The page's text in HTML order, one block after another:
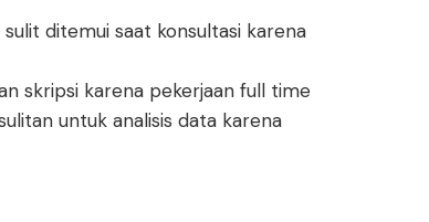
ditemui saat konsultasi karena
skripsi karena pekerjaan full time
untuk analisis data karena